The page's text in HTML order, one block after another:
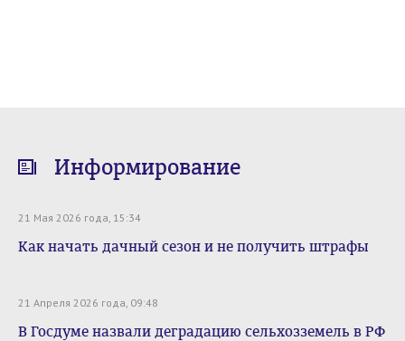
Информирование
21 Мая 2026 года, 15:34
Как начать дачный сезон и не получить штрафы
21 Апреля 2026 года, 09:48
В Госдуме назвали деградацию сельхозземель в РФ